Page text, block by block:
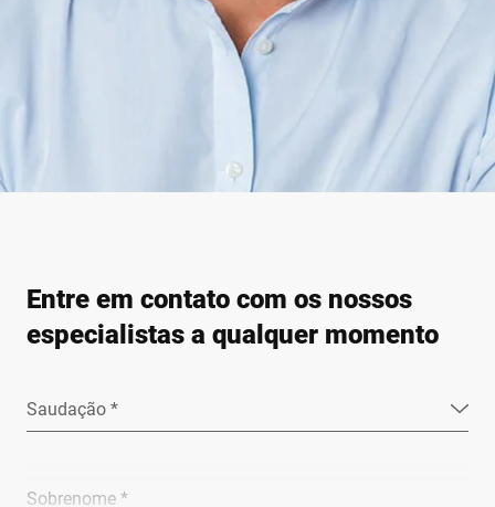
Entre em contato com os nossos
especialistas a qualquer momento
Saudação *
Sobrenome *